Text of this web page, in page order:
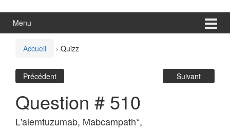
Menu
Accueil › Quizz
Précédent Suivant
Question # 510
L'alemtuzumab, Mabcampath*,